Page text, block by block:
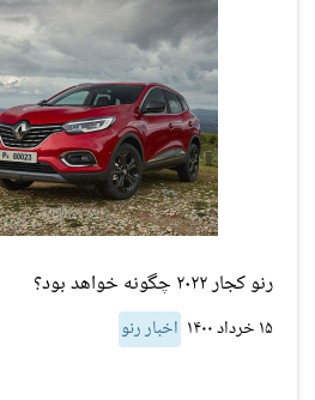
رنو کجار ۲۰۲۲ چگونه خواهد بود؟
۱۵ خرداد ۱۴۰۰ اخبار رنو